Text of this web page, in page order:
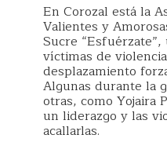
En Corozal está la
Valientes y
Sucre
víctimas de
desplazamiento
Algunas durante la
otras, como Yojaira
un liderazgo y las
acallarlas.